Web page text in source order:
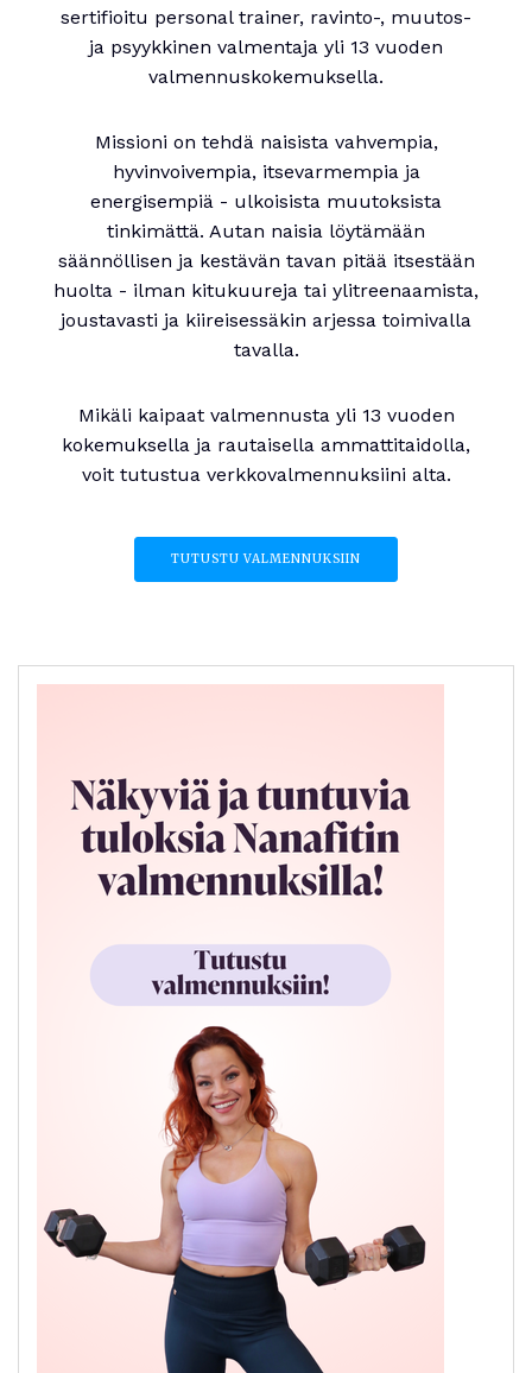
sertifioitu personal trainer, ravinto-, muutos-
ja psyykkinen valmentaja yli 13 vuoden
valmennuskokemuksella.
Missioni on tehdä naisista vahvempia,
hyvinvoivempia, itsevarmempia ja
energisempiä - ulkoisista muutoksista
tinkimättä. Autan naisia löytämään
säännöllisen ja kestävän tavan pitää itsestään
huolta - ilman kitukuureja tai ylitreenaamista,
joustavasti ja kiireisessäkin arjessa toimivalla
tavalla.
Mikäli kaipaat valmennusta yli 13 vuoden
kokemuksella ja rautaisella ammattitaidolla,
voit tutustua verkkovalmennuksiini alta.
TUTUSTU VALMENNUKSIIN